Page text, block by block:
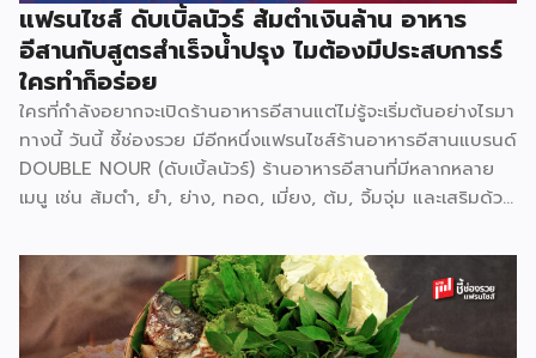
แฟรนไชส์ ดับเบิ้ลนัวร์ ส้มตำเงินล้าน อาหาร
อีสานกับสูตรสำเร็จน้ำปรุง ไมต้องมีประสบการร์
ใครทำก็อร่อย
ใครที่กำลังอยากจะเปิดร้านอาหารอีสานแต่ไม่รู้จะเริ่มต้นอย่างไรมา
ทางนี้ วันนี้ ชี้ช่องรวย มีอีกหนึ่งแฟรนไชส์ร้านอาหารอีสานแบรนด์
DOUBLE NOUR (ดับเบิ้ลนัวร์) ร้านอาหารอีสานที่มีหลากหลาย
เมนู เช่น ส้มตำ, ยำ, ย่าง, ทอด, เมี่ยง, ต้ม, จิ้มจุ่ม และเสริมด้วย
ลูกค้าได้อย่างครอบคลุม ที่ปัจจุบันขยายสาขาไปแล้วเกือบ 10
สาขา แฟรนไชส์ ดับเบิ้ลนัวร์ ยึดมั่นในคอนเซ็ป ใครทำ ใครตำ ก็
อร่อย ด้วยน้ำปรุงสำเร็จ สูตรเฉพาะกว่า 20 น้ำปรุง เช่น น้ำตำ
น้ำยำ น้ำต้ม น้ำจิ้มต่างๆ ช่วยให้สามารถปรุงอาหารได้ง่าย ลดขั้น